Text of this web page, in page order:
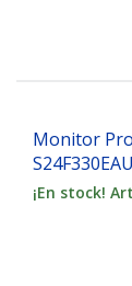
Monitor
¡En stock!